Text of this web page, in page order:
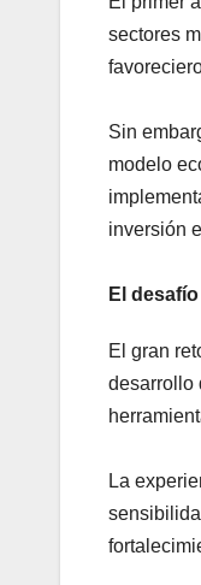
sectores
Sin
modelo
inversión
El
El gran
desarrollo
La